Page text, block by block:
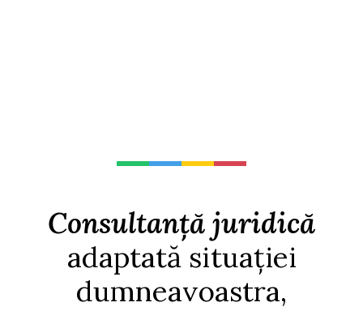
Consultanță juridică
adaptată situației
dumneavoastra,